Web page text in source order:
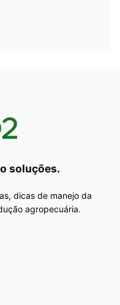
soluções.
dicas de manejo da
agropecuária.